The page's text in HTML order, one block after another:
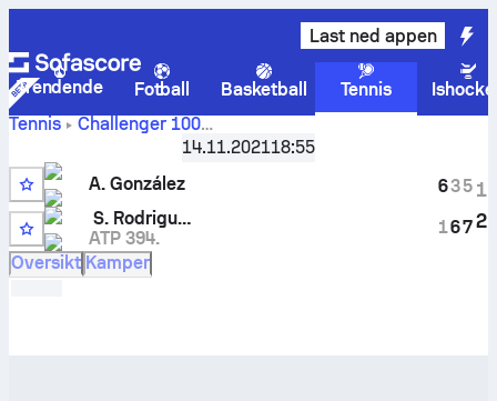
Last ned appen
Trendende Fotball Basketball Tennis
Tennis
Challenger 100
Campinas, Brazil, Qualifying,8-delsfinale
Santiago Rodriguez Taverna
oppgjør
14.11.202118:55
A. González
6
S. Rodriguez Taverna
ATP 394.
6
1
3
6
5
7
1
2
Oversikt Kamper